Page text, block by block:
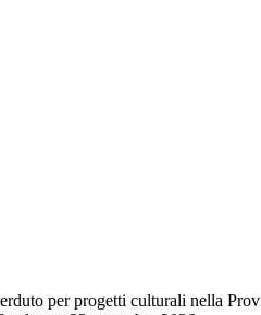
per progetti culturali nella